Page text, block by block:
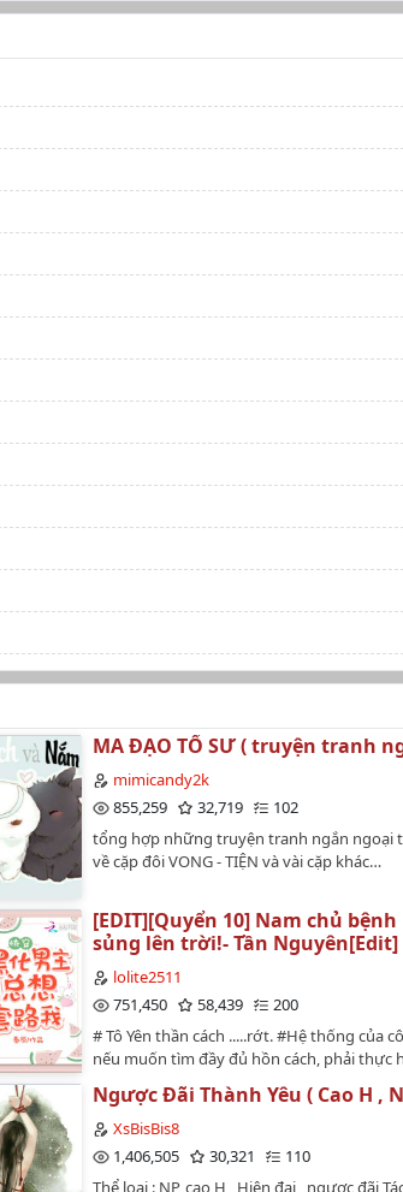
MA ĐẠO TỔ SƯ ( truyện tranh
mimicandy2k
855,259
32,719
102
tổng hợp những truyện tranh ngắn ngoại
về cặp đôi VONG - TIỆN và vài cặp khác…
[EDIT][Quyển 10] Nam chủ
sủng lên trời!- Tần Nguyên[Edit]
lolite2511
751,450
58,439
200
# Tô Yên thần cách .....rớt. #Hệ thống của
nếu muốn tìm đầy đủ hồn cách, phải thực
bước trên con đường công lược nam
niên kiệt ngạo mặt mày lệ khí:"Em chỉ có
một người là ta."Hoàng tử bệnh kiều ánh
Ngược Đãi Thành Yêu ( Cao H ,
XsBisBis8
1,406,505
30,321
110
Thể loại : NP, cao H , Hiện đại , ngược đãi